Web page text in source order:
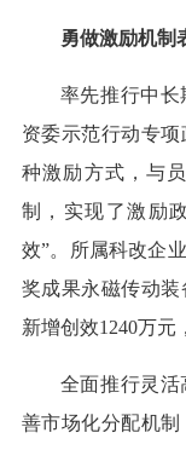
勇做激励机制
率先推行中长
资委示范行动专
种激励方式，与
制，实现了激励
效”。所属科改企
奖成果永磁传动
新增创效1240万元
全面推行灵
善市场化分配机